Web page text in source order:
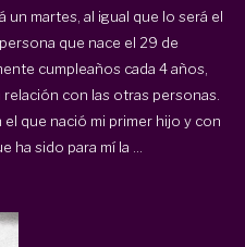
martes, al igual que lo será el
que nace el 29 de
cumpleaños cada 4 años,
con las otras personas.
el que nació mi primer hijo y con
ha sido para mí la ...